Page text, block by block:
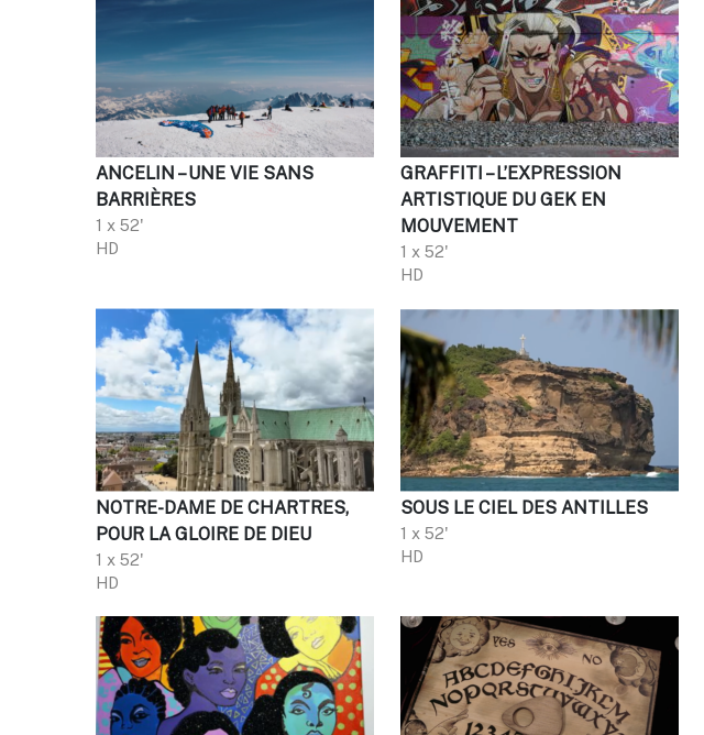
ANCELIN – UNE VIE SANS
BARRIÈRES
1 x 52'
HD
GRAFFITI – L’EXPRESSION
ARTISTIQUE DU GEK EN
MOUVEMENT
1 x 52'
HD
NOTRE-DAME DE CHARTRES,
POUR LA GLOIRE DE DIEU
1 x 52'
HD
SOUS LE CIEL DES ANTILLES
1 x 52'
HD